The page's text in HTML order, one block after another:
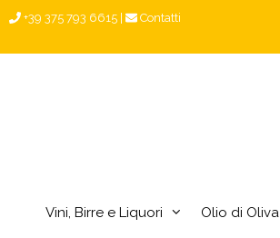
+39 375 793 6615 Contatti
Vini, Birre e Liquori Olio di Oliva